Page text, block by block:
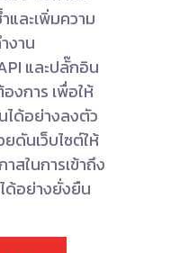
และเพิ่มความ
งาน
และปลั๊กอิน
งการ เพื่อให้
ได้อย่างลงตัว
ดันเว็บไซต์ให้
สในการเข้าถึง
ด้อย่างยั่งยืน